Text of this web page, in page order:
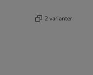
2 varianter